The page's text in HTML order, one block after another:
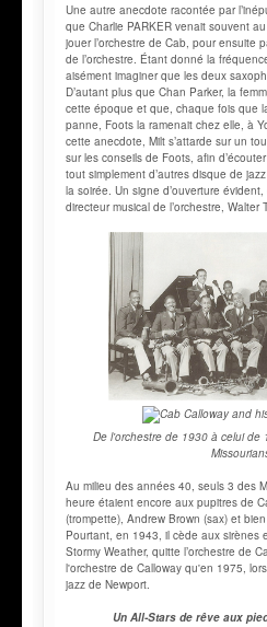
Une autre anecdote racontée par
que Charlie PARKER venait souvent
jouer l’orchestre de Cab, pour ensuite
de l’orchestre. Étant donné la
aisément imaginer que les deux
D’autant plus que Chan Parker, la
cette époque et que, chaque fois que
panne, Foots la ramenait chez elle, à
cette anecdote, Milt s’attarde sur un
sur les conseils de Foots, afin
tout simplement d’autres disque de
la soirée. Un signe d’ouverture
directeur musical de l’orchestre, Walter
De l'orchestre de 1930 à celui de
Au milieu des années 40, seuls 3 des
heure étaient encore aux pupitres de
(trompette), Andrew Brown (sax) et
Pourtant, en 1943, il cède aux sirènes
Stormy Weather, quitte l’orchestre de
l'orchestre de Calloway qu'en 1975,
jazz de Newport.
Un All-Stars de rêve aux